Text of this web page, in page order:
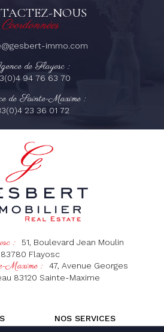
NOUS
Coordonnées
immo.com
de Flayosc :
94 76 63 70
de Sainte-Maxime :
23 36 01 72
:
51, Boulevard Jean Moulin
83780 Flayosc
Maxime :
47, Avenue Georges
83120 Sainte-Maxime
NOS SERVICES